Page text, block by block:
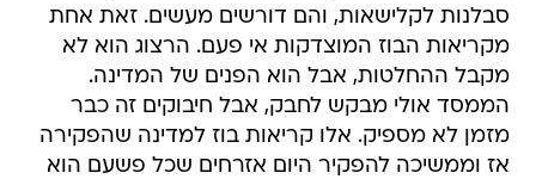
סבלנות לקלישאות, והם דורשים מעשים. זאת אחת
מקריאות הבוז המוצדקות אי פעם. הרצוג הוא לא
מקבל ההחלטות, אבל הוא הפנים של המדינה.
הממסד אולי מבקש לחבק, אבל חיבוקים זה כבר
מזמן לא מספיק. אלו קריאות בוז למדינה שהפקירה
אז וממשיכה להפקיר היום אזרחים שכל פשעם הוא